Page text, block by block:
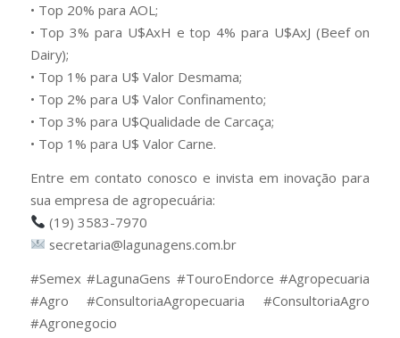
• Top 20% para AOL;
• Top 3% para U$AxH e top 4% para U$AxJ (Beef on
Dairy);
• Top 1% para U$ Valor Desmama;
• Top 2% para U$ Valor Confinamento;
• Top 3% para U$Qualidade de Carcaça;
• Top 1% para U$ Valor Carne.
Entre em contato conosco e invista em inovação para
sua empresa de agropecuária:
(19) 3583-7970
secretaria@lagunagens.com.br
#Semex #LagunaGens #TouroEndorce #Agropecuaria
#Agro #ConsultoriaAgropecuaria #ConsultoriaAgro
#Agronegocio